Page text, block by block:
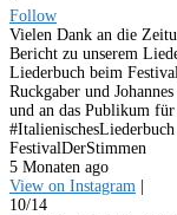
Follow
Vielen Dank an die
Bericht zu unserem
Liederbuch beim
Ruckgaber und
und an das Publikum
FestivalDerStimmen
5 Monaten ago
View on Instagram
10/14